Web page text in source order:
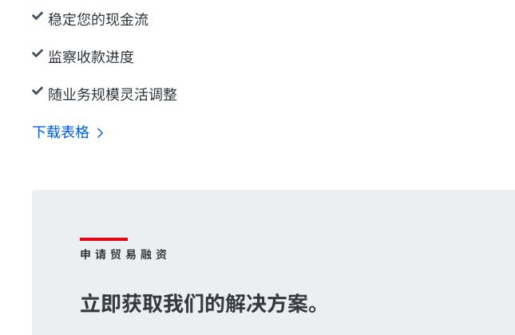
稳定您的现金流
监察收款进度
随业务规模灵活调整
下载表格
申请贸易融资
立即获取我们的解决方案。